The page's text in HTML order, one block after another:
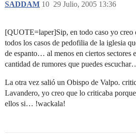
SADDAM 29 Julio, 2005 13:36
10
[QUOTE=laper]Sip, en todo caso yo creo
todos los casos de pedofilia de la iglesia
de espanto… al menos en ciertos sectores
cantidad de rumores que puedes
La otra vez salió un Obispo de Valpo.
Lavandero, yo creo que lo criticaba
ellos si… !wackala!